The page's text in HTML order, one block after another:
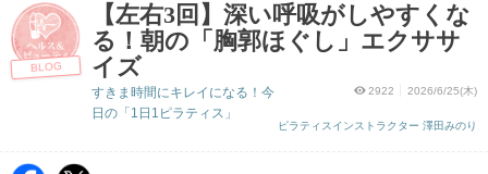
BLOG
【左右3回】深い呼吸がしやすくな
る！朝の「胸郭ほぐし」エクササ
イズ
2922 2026/6/25(木)
ピラティスインストラクター 澤田みのり
すきま時間にキレイになる！今
日の「1日1ピラティス」